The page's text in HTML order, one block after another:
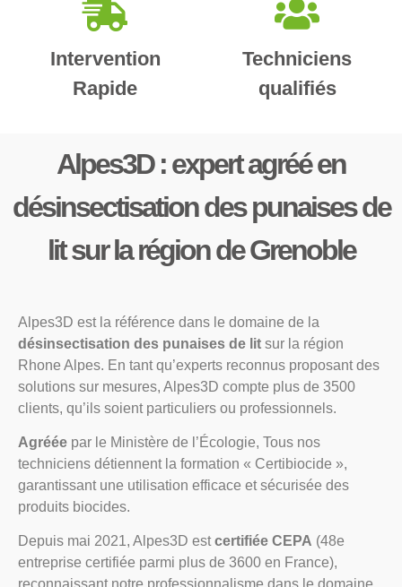
Intervention
Rapide
Techniciens
qualifiés
Alpes3D : expert agréé en
désinsectisation des punaises de
lit sur la région de Grenoble
Alpes3D est la référence dans le domaine de la
désinsectisation des punaises de lit sur la région
Rhone Alpes. En tant qu’experts reconnus proposant des
solutions sur mesures, Alpes3D compte plus de 3500
clients, qu’ils soient particuliers ou professionnels.
Agréée par le Ministère de l’Écologie, Tous nos
techniciens détiennent la formation « Certibiocide »,
garantissant une utilisation efficace et sécurisée des
produits biocides.
Depuis mai 2021, Alpes3D estcertifiée CEPA (48e
entreprise certifiée parmi plus de 3600 en France),